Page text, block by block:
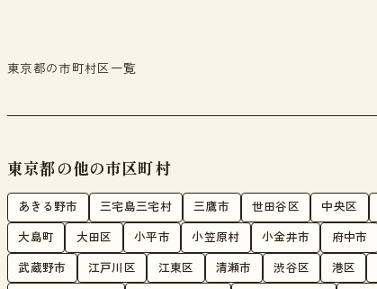
東京都の市町村区一覧
東京都の他の市区町村
あきる野市 三宅島三宅村 三鷹市 世田谷区 中央区
大島町 大田区 小平市 小笠原村 小金井市 府中市
武蔵野市 江戸川区 江東区 清瀬市 渋谷区 港区